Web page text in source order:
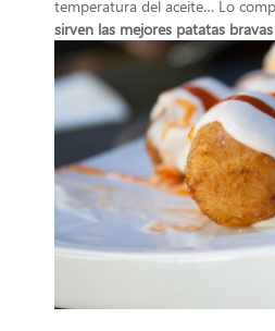
temperatura del aceite… Lo
sirven las mejores patatas